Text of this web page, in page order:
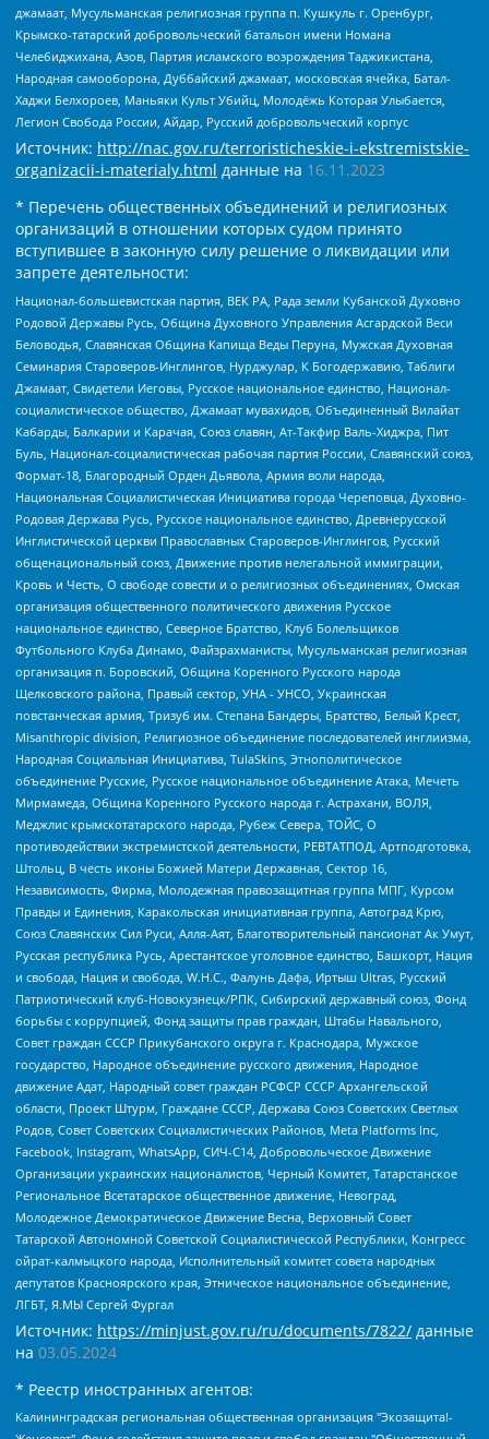
джамаат, Мусульманская религиозная группа п. Кушкуль г. Оренбург,
Крымско-татарский добровольческий батальон имени Номана
Челебиджихана, Азов, Партия исламского возрождения Таджикистана,
Народная самооборона, Дуббайский джамаат, московская ячейка, Батал-
Хаджи Белхороев, Маньяки Культ Убийц, Молодёжь Которая Улыбается,
Легион Свобода России, Айдар, Русский добровольческий корпус
Источник: http://nac.gov.ru/terroristicheskie-i-ekstremistskie-
organizacii-i-materialy.html данные на 16.11.2023
* Перечень общественных объединений и религиозных
организаций в отношении которых судом принято
вступившее в законную силу решение о ликвидации или
запрете деятельности:
Национал-большевистская партия, ВЕК РА, Рада земли Кубанской Духовно
Родовой Державы Русь, Община Духовного Управления Асгардской Веси
Беловодья, Славянская Община Капища Веды Перуна, Мужская Духовная
Семинария Староверов-Инглингов, Нурджулар, К Богодержавию, Таблиги
Джамаат, Свидетели Иеговы, Русское национальное единство, Национал-
социалистическое общество, Джамаат мувахидов, Объединенный Вилайат
Кабарды, Балкарии и Карачая, Союз славян, Ат-Такфир Валь-Хиджра, Пит
Буль, Национал-социалистическая рабочая партия России, Славянский союз,
Формат-18, Благородный Орден Дьявола, Армия воли народа,
Национальная Социалистическая Инициатива города Череповца, Духовно-
Родовая Держава Русь, Русское национальное единство, Древнерусской
Инглистической церкви Православных Староверов-Инглингов, Русский
общенациональный союз, Движение против нелегальной иммиграции,
Кровь и Честь, О свободе совести и о религиозных объединениях, Омская
организация общественного политического движения Русское
национальное единство, Северное Братство, Клуб Болельщиков
Футбольного Клуба Динамо, Файзрахманисты, Мусульманская религиозная
организация п. Боровский, Община Коренного Русского народа
Щелковского района, Правый сектор, УНА - УНСО, Украинская
повстанческая армия, Тризуб им. Степана Бандеры, Братство, Белый Крест,
Misanthropic division, Религиозное объединение последователей инглиизма,
Народная Социальная Инициатива, TulaSkins, Этнополитическое
объединение Русские, Русское национальное объединение Атака, Мечеть
Мирмамеда, Община Коренного Русского народа г. Астрахани, ВОЛЯ,
Меджлис крымскотатарского народа, Рубеж Севера, ТОЙС, О
противодействии экстремистской деятельности, РЕВТАТПОД, Артподготовка,
Штольц, В честь иконы Божией Матери Державная, Сектор 16,
Независимость, Фирма, Молодежная правозащитная группа МПГ, Курсом
Правды и Единения, Каракольская инициативная группа, Автоград Крю,
Союз Славянских Сил Руси, Алля-Аят, Благотворительный пансионат Ак Умут,
Русская республика Русь, Арестантское уголовное единство, Башкорт, Нация
и свобода, Нация и свобода, W.H.С., Фалунь Дафа, Иртыш Ultras, Русский
Патриотический клуб-Новокузнецк/РПК, Сибирский державный союз, Фонд
борьбы с коррупцией, Фонд защиты прав граждан, Штабы Навального,
Совет граждан СССР Прикубанского округа г. Краснодара, Мужское
государство, Народное объединение русского движения, Народное
движение Адат, Народный совет граждан РСФСР СССР Архангельской
области, Проект Штурм, Граждане СССР, Держава Союз Советских Светлых
Родов, Совет Советских Социалистических Районов, Meta Platforms Inc,
Facebook, Instagram, WhatsApp, СИЧ-С14, Добровольческое Движение
Организации украинских националистов, Черный Комитет, Татарстанское
Региональное Всетатарское общественное движение, Невоград,
Молодежное Демократическое Движение Весна, Верховный Совет
Татарской Автономной Советской Социалистической Республики, Конгресс
ойрат-калмыцкого народа, Исполнительный комитет совета народных
депутатов Красноярского края, Этническое национальное объединение,
ЛГБТ, Я.МЫ Сергей Фургал
Источник: https://minjust.gov.ru/ru/documents/7822/ данные
на 03.05.2024
* Реестр иностранных агентов:
Калининградская региональная общественная организация "Экозащита!-Женсовет", Фонд содействия защите прав и свобод граждан "Общественный вердикт", Фонд "Институт Развития Свободы Информации", Частное учреждение "Информационное агентство МЕМО. РУ", Региональная общественная организация "Общественная комиссия по сохранению наследия академика Сахарова", Фонд поддержки свободы прессы, Санкт-Петербургская общественная правозащитная организация "Гражданский контроль", Межрегиональная общественная организация "Информационно-просветительский центр "Мемориал", Региональный Фонд "Центр Защиты Прав Средств Массовой Информации", с 05.12.2023 Фонд "Центр Защиты Прав Средств массовой информации", Региональная общественная благотворительная организация помощи беженцам и мигрантам "Гражданское содействие", Негосударственное образовательное учреждение дополнительного профессионального образования (повышение квалификации) специалистов "АКАДЕМИЯ ПО ПРАВАМ ЧЕЛОВЕКА", Свердловская региональная общественная организация "Сутяжник", Автономная некоммерческая организация "Центр независимых социологических исследований", Союз общественных объединений "Российский исследовательский центр по правам человека", Региональное общественное учреждение научно-информационный центр "МЕМОРИАЛ", Некоммерческая организация "Фонд защиты гласности", Автономная некоммерческая организация "Институт прав человека", Городская общественная организация "Екатеринбургское общество "МЕМОРИАЛ", Городская общественная организация "Рязанское историко-просветительское и правозащитное общество "Мемориал" (Рязанский Мемориал), Челябинский региональный орган общественной самодеятельности – женское общественное объединение "Женщины Евразии", Челябинский региональный орган общественной самодеятельности "Уральская правозащитная группа", Фонд содействия защите здоровья и социальной справедливости имени Андрея Рылькова, Автономная Некоммерческая Организация "Аналитический Центр Юрия Левады", Автономная некоммерческая организация социальной поддержки населения "Проект Апрель", Региональная общественная организация помощи женщинам и детям, находящимся в кризисной ситуации "Информационно-методический центр "Анна", Фонд содействия развитию массовых коммуникаций и правовому просвещению "Так-так-Так", Фонд содействия устойчивому развитию "Серебряная тайга", Свердловский региональный общественный фонд социальных проектов "Новое время", "Idel.Реалии", Кавказ.Реалии, Крым.Реалии, Телеканал Настоящее Время, Татаро-башкирская служба Радио Свобода (Azatliq Radiosi), Радио Свободная Европа/Радио Свобода (PCE/PC), "Сибирь.Реалии", "Фактограф", Благотворительный фонд помощи осужденным и их семьям, Автономная некоммерческая организация "Институт глобализации и социальных движений", Фонд "В защиту прав заключенных", Частное учреждение "Центр поддержки и содействия развитию средств массовой информации", Пензенский региональный общественный благотворительный фонд "Гражданский союз", "Север.Реалии", Некоммерческая организация Фонд "Правовая инициатива", Общество с ограниченной ответственностью "Радио Свободная Европа/Радио Свобода", Чешское информационное агентство "MEDIUM-ORIENT", Красноярская региональная общественная организация "Мы против СПИДа", Камалягин Денис Николаевич, Маркелов Сергей Евгеньевич, Пономарев Лев Александрович, Савицкая Людмила Алексеевна, Автономная некоммерческая организация "Центр по работе с проблемой насилия "НАСИЛИЮ.НЕТ", Межрегиональный профессиональный союз работников здравоохранения "Альянс врачей", Юридическое лицо, зарегистрированное в Латвийской Республике, SIA "Medusa Project" (регистрационный номер 40103797863, дата регистрации 10.06.2014), Некоммерческая организация "Фонд по борьбе с коррупцией", Автономная некоммерческая организация "Институт права и публичной политики", Баданин Роман Сергеевич, Гликин Максим Александрович, Железнова Мария Михайловна, Лукьянова Юлия Сергеевна, Маетная Елизавета Витальевна, Маняхин Петр Борисович, Чуракова Ольга Владимировна, Ярош Юлия Петровна, Юридическое лицо "The Insider SIA", зарегистрированное в Риге, Латвийская Республика (дата регистрации 26.06.2015), являющееся администратором доменного имени интернет-издания "The Insider SIA", https://theins.ru, Постернак Алексей Евгеньевич, Рубин Михаил Аркадьевич, Анин Роман Александрович, Юридическое лицо Istories fonds, зарегистрированное в Латвийской Республике (регистрационный номер 50008295751, дата регистрации 24.02.2020), Великовский Дмитрий Александрович, Долинина Ирина Николаевна, Мароховская Алеся Алексеевна, Шлейнов Роман Юрьевич, Шмагун Олеся Валентиновна, Общество с ограниченной ответственностью "Альтаир 2021", Общество с ограниченной ответственностью "Вега 2021", Общество с ограниченной ответственностью "Главный редактор 2021", Общество с ограниченной ответственностью "Ромашки монолит", Важенков Артем Валерьевич, Ивановская областная общественная организация "Центр гендерных исследований", Гурман Юрий Альбертович, Медиапроект "ОВД-Инфо", Егоров Владимир Владимирович, Жилинский Владимир Александрович, Общество с ограниченной ответственностью "ЗП", Иванова София Юрьевна, Карезина Инна Павловна, Кильтау Екатерина Викторовна, Петров Алексей Викторович, Пискунов Сергей Евгеньевич, Смирнов Сергей Сергеевич, Тихонов Михаил Сергеевич, Общество с ограниченной ответственностью "ЖУРНАЛИСТ-ИНОСТРАННЫЙ АГЕНТ", Арапова Галина Юрьевна, Вольтская Татьяна Анатольевна, Американская компания "Mason G.E.S. Anonymous Foundation" (США), являющаяся владельцем интернет-издания https://mnews.world/, Компания "Stichting Bellingcat", зарегистрированная в Нидерландах (дата регистрации 11.07.2018), Захаров Андрей Вячеславович, Клепиковская Екатерина Дмитриевна, Общество с ограниченной ответственностью "МЕМО", Перл Роман Александрович, Симонов Евгений Алексеевич, Соловьева Елена Анатольевна, Сотников Даниил Владимирович, Сурначева Елизавета Дмитриевна, Автономная некоммерческая организация по защите прав человека и информированию населения "Якутия – Наше Мнение", Общество с ограниченной ответственностью "Москоу диджитал медиа", с 26.01.2023 Общество с ограниченной ответственностью "Чайка Белые сады", Ветошкина Валерия Валерьевна, Заговора Максим Александрович, Межрегиональное общественное движение "Российская ЛГБТ - сеть", Оленичев Максим Владимирович, Павлов Иван Юрьевич, Скворцова Елена Сергеевна, Общество с ограниченной ответственностью "Как бы инагент", Кочетков Игорь Викторович, Общество с ограниченной ответственностью "Честные выборы", Еланчик Олег Александрович, Общество с ограниченной ответственностью "Нобелевский призыв", Гималова Регина Эмилевна, Григорьев Андрей Валерьевич, Григорьева Алина Александровна, Ассоциация по содействию защите прав призывников, альтернативнослужащих и военнослужащих "Правозащитная группа "Гражданин.Армия.Право", Хисамова Регина Фаритовна, Автономная некоммерческая организация по реализации социально-правовых программ "Лилит", Дальневосточное общественное движение "Маяк", Санкт-Петербургская ЛГБТ-инициативная группа "Выход", Инициативная группа ЛГБТ+ "Реверс", Алексеев Андрей Викторович, Бекбулатова Таисия Львовна, Беляев Иван Михайлович, Владыкина Елена Сергеевна, Гельман Марат Александрович, Никульшина Вероника Юрьевна, Толоконникова Надежда Андреевна, Шендерович Виктор Анатольевич, Общество с ограниченной ответственностью "Данное сообщение", Общество с ограниченной ответственностью Издательский дом "Новая глава", Айнбиндер Александра Александровна, Московский комьюнити-центр для ЛГБТ+инициатив, Благотворительный фонд развития филантропии, Deutsche Welle (Германия, Kurt-Schumacher-Strasse 3, 53113 Bonn), Борзунова Мария Михайловна, Воробьев Виктор Викторович, Голубева Анна Львовна, Константинова Алла Михайловна, Малкова Ирина Владимировна, Мурадов Мурад Абдулгалимович, Осетинская Елизавета Николаевна, Понасенков Евгений Николаевич, Ганапольский Матвей Юрьевич, Киселев Евгений Алексеевич, Борухович Ирина Григорьевна, Дремин Иван Тимофеевич, Дубровский Дмитрий Викторович, Красноярская региональная общественная организация поддержки и развития альтернативных образовательных технологий и межкультурных коммуникаций "ИНТЕРРА", Маяковская Екатерина Алексеевна, Фейгин Марк Захарович, Филимонов Андрей Викторович, Дзугкоева Регина Николаевна, Доброхотов Роман Александрович, Дудь Юрий Александрович, Елкин Сергей Владимирович, Кругликов Кирилл Игоревич, Сабунаева Мария Леонидовна, Семенов Алексей Владимирович, Шаинян Карен Багратович, Шульман Екатерина Михайловна, Асафьев Артур Валерьевич, Вахштайн Виктор Семенович, Венедиктов Алексей Алексеевич, Лушникова Екатерина Евгеньевна, Волков Леонид Михайлович, Невзоров Александр Глебович, Пархоменко Сергей Борисович, Сироткин Ярослав Николаевич, Кара-Мурза Владимир Владимирович, Баранова Наталья Владимировна, Гозман Леонид Яковлевич, Кагарлицкий Борис Юльевич, Климарев Михаил Валерьевич, Милов Владимир Станиславович, Автономная некоммерческая организация Краснодарский центр современного искусства "Типография", Моргенштерн Алишер Тагирович, Соболь Любовь Эдуардовна, Общество с ограниченной ответственностью "ЛИЗА НОРМ", Каспаров Гарри Кимович, Ходорковский Михаил Борисович, Общество с ограниченной ответственностью "Апрельские тезисы", Данилович Ирина Брониславовна, Кашин Олег Владимирович, Петров Николай Владимирович, Пивоваров Алексей Владимирович, Соколов Михаил Владимирович, Цветкова Юлия Владимировна, Чичваркин Евгений Александрович, Комитет против пыток/Команда против пыток, Общество с ограниченной ответственностью "Первый научный", Общество с ограниченной ответственностью "Вертолет и ко", Белоцерковская Вероника Борисовна, Кац Максим Евгеньевич, Лазарева Татьяна Юрьевна, Шаведдинов Руслан Табризович, Яшин Илья Валерьевич, Общество с ограниченной ответственностью "Иноагент ААВ", Алешковский Дмитрий Петрович, Альбац Евгения Марковна, Быков Дмитрий Львович, Галямина Юлия Евгеньевна, Лойко Сергей Леонидович, Мартынов Кирилл Константинович, Медведев Сергей Александрович, Крашенинников Федор Геннадиевич, Гордеева Катерина Вл